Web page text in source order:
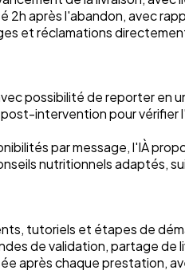
2h après l'abandon, avec
et réclamations
possibilité de reporter en
intervention pour
par message, l'IÀ
nutritionnels adaptés,
tutoriels et étapes de
de validation, partage de
après chaque prestation,